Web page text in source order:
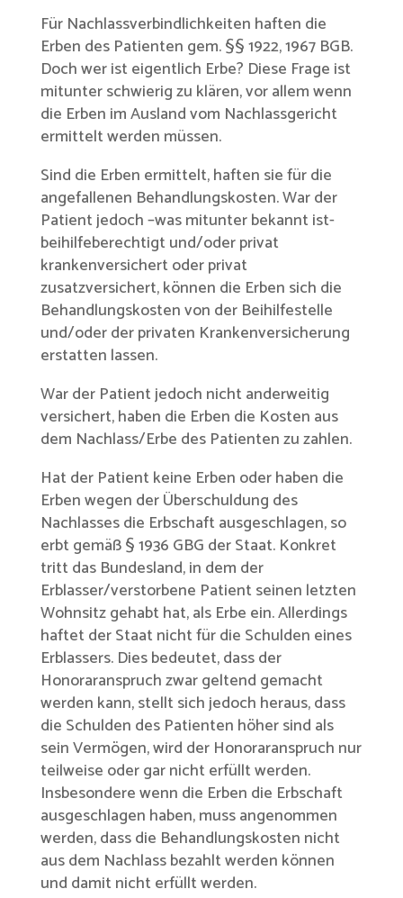
Für Nachlassverbindlichkeiten haften die
Erben des Patienten gem. §§ 1922, 1967 BGB.
Doch wer ist eigentlich Erbe? Diese Frage ist
mitunter schwierig zu klären, vor allem wenn
die Erben im Ausland vom Nachlassgericht
ermittelt werden müssen.
Sind die Erben ermittelt, haften sie für die
angefallenen Behandlungskosten. War der
Patient jedoch –was mitunter bekannt ist-
beihilfeberechtigt und/oder privat
krankenversichert oder privat
zusatzversichert, können die Erben sich die
Behandlungskosten von der Beihilfestelle
und/oder der privaten Krankenversicherung
erstatten lassen.
War der Patient jedoch nicht anderweitig
versichert, haben die Erben die Kosten aus
dem Nachlass/Erbe des Patienten zu zahlen.
Hat der Patient keine Erben oder haben die
Erben wegen der Überschuldung des
Nachlasses die Erbschaft ausgeschlagen, so
erbt gemäß § 1936 GBG der Staat. Konkret
tritt das Bundesland, in dem der
Erblasser/verstorbene Patient seinen letzten
Wohnsitz gehabt hat, als Erbe ein. Allerdings
haftet der Staat nicht für die Schulden eines
Erblassers. Dies bedeutet, dass der
Honoraranspruch zwar geltend gemacht
werden kann, stellt sich jedoch heraus, dass
die Schulden des Patienten höher sind als
sein Vermögen, wird der Honoraranspruch nur
teilweise oder gar nicht erfüllt werden.
Insbesondere wenn die Erben die Erbschaft
ausgeschlagen haben, muss angenommen
werden, dass die Behandlungskosten nicht
aus dem Nachlass bezahlt werden können
und damit nicht erfüllt werden.